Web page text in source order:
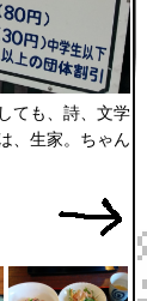
ても、詩、文学
、生家。ちゃん